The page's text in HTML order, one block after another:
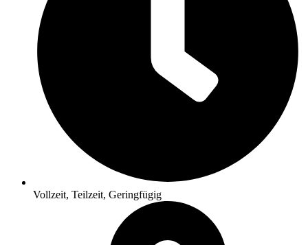
Vollzeit, Teilzeit, Geringfügig